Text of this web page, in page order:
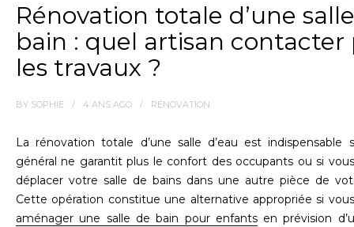
Rénovation totale d’une
bain : quel artisan contacter
les travaux ?
BY SOPHIE 4 ANS AGO RÉNOVATION
La rénovation totale d’une salle d’eau est indispensable
général ne garantit plus le confort des occupants ou si
déplacer votre salle de bains dans une autre pièce de
Cette opération constitue une alternative appropriée si
aménager une salle de bain pour enfantsen prévision